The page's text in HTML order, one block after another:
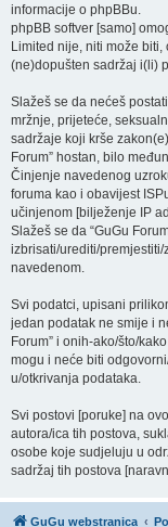
informacije o phpBBu.
phpBB softver [samo]
Limited nije, niti može
(ne)dopušten sadržaj i(li)
Slažeš se da nećeš
mržnje, prijeteće,
sadržaje koji krše
Forum” hostan, bilo
Činjenje navedenog
foruma kao i obavijest
učinjenom [bilježenje IP
Slažeš se da “GuGu
izbrisati/urediti/
navedenom.
Svi podatci, upisani
jedan podatak ne smije i
Forum” i onih-ako/što/
mogu i neće biti
u/otkrivanja podataka.
Svi postovi [poruke] na
autora/ica tih postova,
osobe koje sudjeluju u
sadržaj tih postova
GuGu webstranica